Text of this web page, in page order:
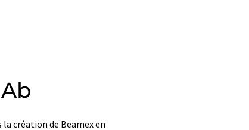
création de Beamex en